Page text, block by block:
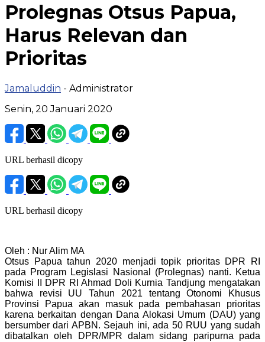
Prolegnas Otsus Papua,
Harus Relevan dan
Prioritas
Jamaluddin - Administrator
Senin, 20 Januari 2020
URL berhasil dicopy
URL berhasil dicopy
Oleh : Nur Alim MA
Otsus Papua tahun 2020 menjadi topik prioritas DPR RI
pada Program Legislasi Nasional (Prolegnas) nanti. Ketua
Komisi II DPR RI Ahmad Doli Kurnia Tandjung mengatakan
bahwa revisi UU Tahun 2021 tentang Otonomi Khusus
Provinsi Papua akan masuk pada pembahasan prioritas
karena berkaitan dengan Dana Alokasi Umum (DAU) yang
bersumber dari APBN. Sejauh ini, ada 50 RUU yang sudah
dibatalkan oleh DPR/MPR dalam sidang paripurna pada